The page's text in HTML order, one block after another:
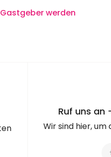
Gastgeber werden
Ruf uns an
Wir sind hier,